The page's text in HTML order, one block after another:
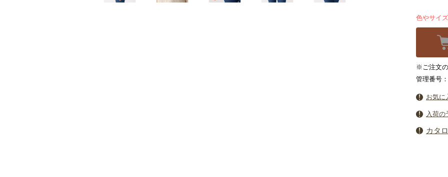
色やサイ
※ご注文
管理番号
お気に
入荷の
カタ